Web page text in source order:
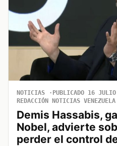
NOTICIAS PUBLICADO 16
REDACCIÓN NOTICIAS VENEZUELA
Demis Hassabis,
Nobel, advierte
perder el control